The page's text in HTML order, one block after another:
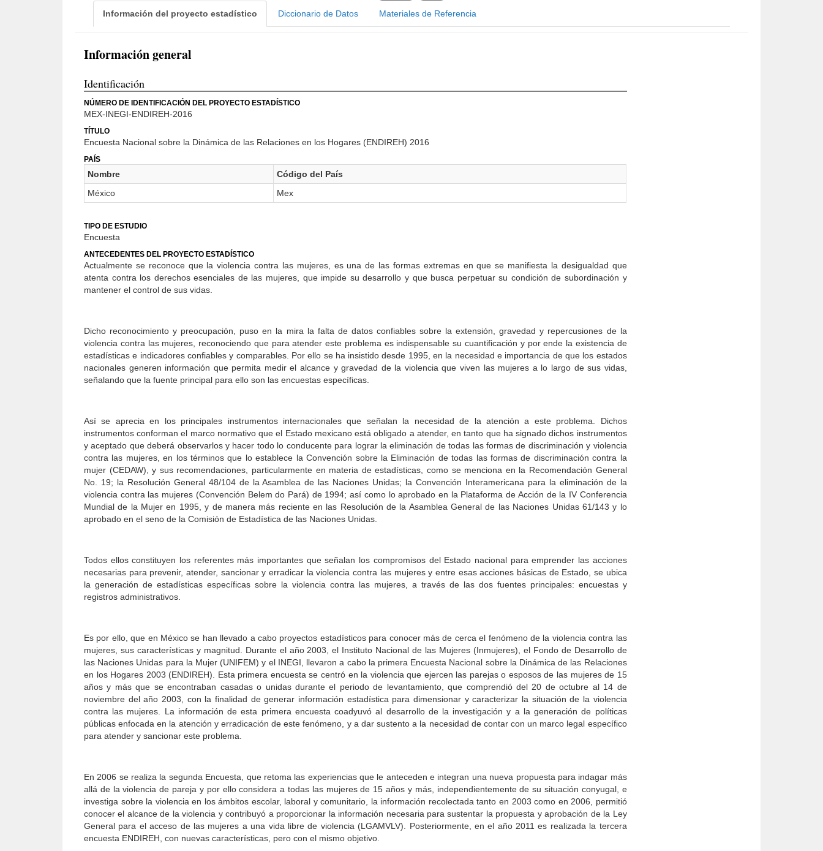
Información del proyecto estadístico Diccionario de Datos Materiales de Referencia
Información general
Identificación
NÚMERO DE IDENTIFICACIÓN DEL PROYECTO ESTADÍSTICO
MEX-INEGI-ENDIREH-2016
TÍTULO
Encuesta Nacional sobre la Dinámica de las Relaciones en los Hogares (ENDIREH) 2016
PAÍS
Nombre
Código del País
México
Mex
TIPO DE ESTUDIO
Encuesta
ANTECEDENTES DEL PROYECTO ESTADÍSTICO
Actualmente se reconoce que la violencia contra las mujeres, es una de las formas extremas en que se manifiesta la desigualdad que
atenta contra los derechos esenciales de las mujeres, que impide su desarrollo y que busca perpetuar su condición de subordinación y
mantener el control de sus vidas.
Dicho reconocimiento y preocupación, puso en la mira la falta de datos confiables sobre la extensión, gravedad y repercusiones de la
violencia contra las mujeres, reconociendo que para atender este problema es indispensable su cuantificación y por ende la existencia de
estadísticas e indicadores confiables y comparables. Por ello se ha insistido desde 1995, en la necesidad e importancia de que los estados
nacionales generen información que permita medir el alcance y gravedad de la violencia que viven las mujeres a lo largo de sus vidas,
señalando que la fuente principal para ello son las encuestas específicas.
Así se aprecia en los principales instrumentos internacionales que señalan la necesidad de la atención a este problema. Dichos
instrumentos conforman el marco normativo que el Estado mexicano está obligado a atender, en tanto que ha signado dichos instrumentos
y aceptado que deberá observarlos y hacer todo lo conducente para lograr la eliminación de todas las formas de discriminación y violencia
contra las mujeres, en los términos que lo establece la Convención sobre la Eliminación de todas las formas de discriminación contra la
mujer (CEDAW), y sus recomendaciones, particularmente en materia de estadísticas, como se menciona en la Recomendación General
No. 19; la Resolución General 48/104 de la Asamblea de las Naciones Unidas; la Convención Interamericana para la eliminación de la
violencia contra las mujeres (Convención Belem do Pará) de 1994; así como lo aprobado en la Plataforma de Acción de la IV Conferencia
Mundial de la Mujer en 1995, y de manera más reciente en las Resolución de la Asamblea General de las Naciones Unidas 61/143 y lo
aprobado en el seno de la Comisión de Estadística de las Naciones Unidas.
Todos ellos constituyen los referentes más importantes que señalan los compromisos del Estado nacional para emprender las acciones
necesarias para prevenir, atender, sancionar y erradicar la violencia contra las mujeres y entre esas acciones básicas de Estado, se ubica
la generación de estadísticas específicas sobre la violencia contra las mujeres, a través de las dos fuentes principales: encuestas y
registros administrativos.
Es por ello, que en México se han llevado a cabo proyectos estadísticos para conocer más de cerca el fenómeno de la violencia contra las
mujeres, sus características y magnitud. Durante el año 2003, el Instituto Nacional de las Mujeres (Inmujeres), el Fondo de Desarrollo de
las Naciones Unidas para la Mujer (UNIFEM) y el INEGI, llevaron a cabo la primera Encuesta Nacional sobre la Dinámica de las Relaciones
en los Hogares 2003 (ENDIREH). Esta primera encuesta se centró en la violencia que ejercen las parejas o esposos de las mujeres de 15
años y más que se encontraban casadas o unidas durante el periodo de levantamiento, que comprendió del 20 de octubre al 14 de
noviembre del año 2003, con la finalidad de generar información estadística para dimensionar y caracterizar la situación de la violencia
contra las mujeres. La información de esta primera encuesta coadyuvó al desarrollo de la investigación y a la generación de políticas
públicas enfocada en la atención y erradicación de este fenómeno, y a dar sustento a la necesidad de contar con un marco legal específico
para atender y sancionar este problema.
En 2006 se realiza la segunda Encuesta, que retoma las experiencias que le anteceden e integran una nueva propuesta para indagar más
allá de la violencia de pareja y por ello considera a todas las mujeres de 15 años y más, independientemente de su situación conyugal, e
investiga sobre la violencia en los ámbitos escolar, laboral y comunitario, la información recolectada tanto en 2003 como en 2006, permitió
conocer el alcance de la violencia y contribuyó a proporcionar la información necesaria para sustentar la propuesta y aprobación de la Ley
General para el acceso de las mujeres a una vida libre de violencia (LGAMVLV). Posteriormente, en el año 2011 es realizada la tercera
encuesta ENDIREH, con nuevas características, pero con el mismo objetivo.